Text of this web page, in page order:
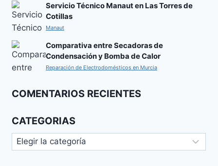
Servicio Técnico Manaut en Las Torres de
Cotillas
Manaut
Comparativa entre Secadoras de
Condensación y Bomba de Calor
Reparación de Electrodomésticos en Murcia
COMENTARIOS RECIENTES
CATEGORIAS
Categorias